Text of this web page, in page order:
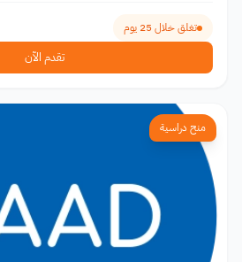
تغلق خلال 25 يوم
تقدم الآن
منح دراسية